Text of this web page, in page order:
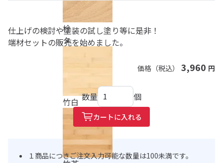
栓
タ
竹白
仕上げの検討や塗装の試し塗り等に是非！
端材セットの販売を始めました。
価格（税込） 3,960 円
数量 個
カートに入れる
１商品につきご注文入力可能な数量は100未満です。